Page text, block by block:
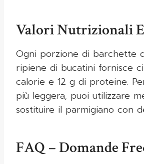
Valori Nutrizionali E
Ogni porzione di barchette
ripiene di bucatini fornisce
calorie e 12 g di proteine.
più leggera, puoi utilizzare
sostituire il parmigiano con
FAQ – Domande